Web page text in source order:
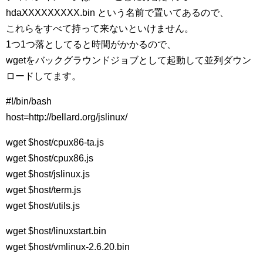
hdaXXXXXXXXX.bin という名前で置いてあるので、
これらをすべて持って来ないといけません。
1つ1つ落としてると時間がかかるので、
wgetをバックグラウンドジョブとして起動して並列ダウン
ロードしてます。
#!/bin/bash
host=http://bellard.org/jslinux/
wget $host/cpux86-ta.js
wget $host/cpux86.js
wget $host/jslinux.js
wget $host/term.js
wget $host/utils.js
wget $host/linuxstart.bin
wget $host/vmlinux-2.6.20.bin